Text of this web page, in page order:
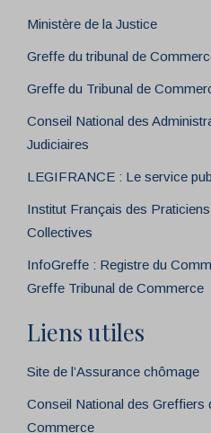
Ministère de la Justice
Greffe du tribunal de
Greffe du Tribunal de
Conseil National des
Judiciaires
LEGIFRANCE : Le service
Institut Français des
Collectives
InfoGreffe : Registre du
Greffe Tribunal de Commerce
Liens utiles
Site de l’Assurance chômage
Conseil National des Greffiers
Commerce